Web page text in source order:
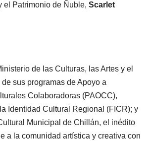
el Patrimonio de Ñuble, Scarlet
de las Culturas, las Artes y el
sus programas de Apoyo a
Colaboradoras (PAOCC),
Identidad Cultural Regional (FICR); y
Municipal de Chillán, el inédito
a la comunidad artística y creativa con